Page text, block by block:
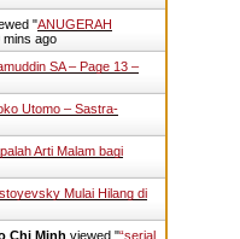
"ANUGERAH
mins ago
SA – Page 13 –
Utomo – Sastra-
Arti Malam bagi
Mulai Hilang di
Chi Minh viewed "“serial